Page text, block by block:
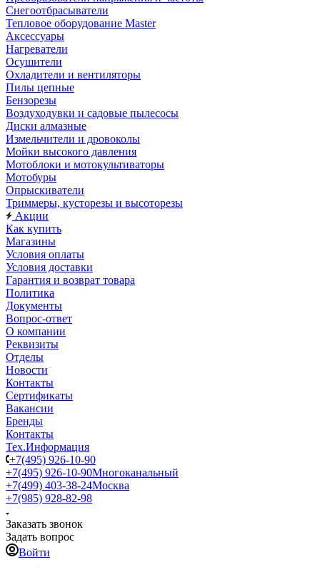
Снегоотбрасыватели
Тепловое оборудование Master
Аксессуары
Нагреватели
Осушители
Охладители и вентиляторы
Пилы цепные
Бензорезы
Воздуходувки и садовые пылесосы
Диски алмазные
Измельчители и дровоколы
Мойки высокого давления
Мотоблоки и мотокультиваторы
Мотобуры
Опрыскиватели
Триммеры, кусторезы и высоторезы
Акции
Как купить
Магазины
Условия оплаты
Условия доставки
Гарантия и возврат товара
Политика
Документы
Вопрос-ответ
О компании
Реквизиты
Отделы
Новости
Контакты
Сертификаты
Вакансии
Бренды
Контакты
Тех.Информация
+7(495) 926-10-90
+7(495) 926-10-90Многоканальный
+7(499) 403-38-24Москва
+7(985) 928-82-98
Заказать звонок
Задать вопрос
Войти